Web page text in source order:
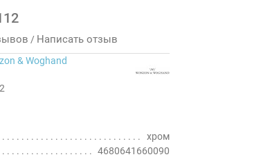
/ Написать отзыв
& Woghand
хром
4680641660090